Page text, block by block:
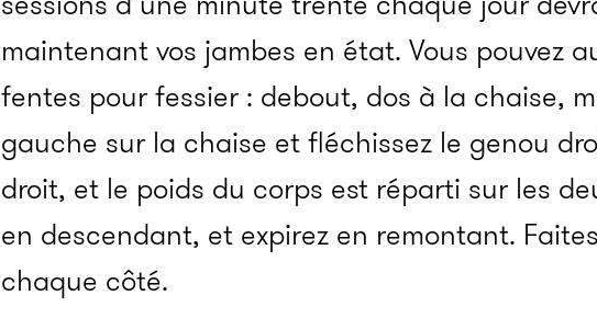
maintenant vos jambes en état. Vous pouvez
fentes pour fessier : debout, dos à la chaise,
gauche sur la chaise et fléchissez le genou
droit, et le poids du corps est réparti sur les
en descendant, et expirez en remontant.
chaque côté.